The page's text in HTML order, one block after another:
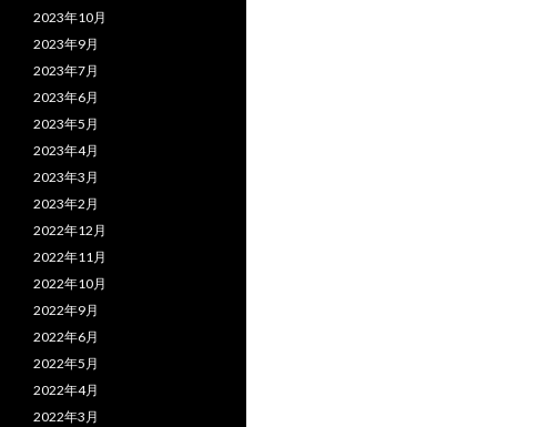
2023年10月
2023年9月
2023年7月
2023年6月
2023年5月
2023年4月
2023年3月
2023年2月
2022年12月
2022年11月
2022年10月
2022年9月
2022年6月
2022年5月
2022年4月
2022年3月